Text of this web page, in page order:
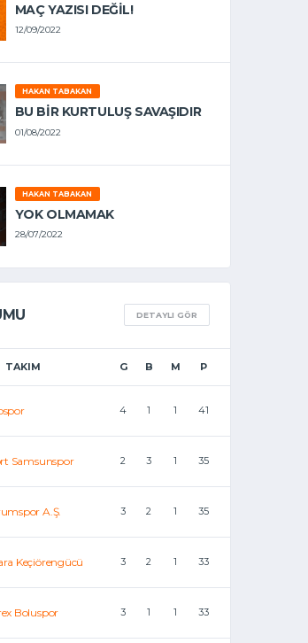
MAÇ YAZISI DEĞİL!
12/09/2022
HAKAN TABAKAN
BU BİR KURTULUŞ SAVAŞIDIR
01/08/2022
HAKAN TABAKAN
YOK OLMAMAK
28/07/2022
DETAYLI GÖR
TAKIM G B M P
4 1 1 41
Samsunspor 2 3 1 35
A.Ş. 3 2 1 35
Keçiörengücü 3 2 1 33
Boluspor 3 1 1 33